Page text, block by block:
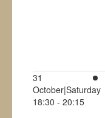
31
October|Saturday
18:30 - 20:15